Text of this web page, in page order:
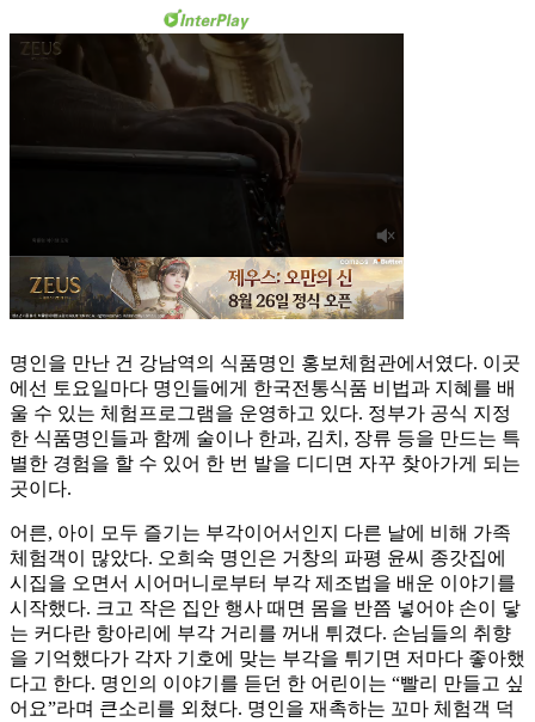
명인을 만난 건 강남역의 식품명인 홍보체험관에서였다. 이곳
에선 토요일마다 명인들에게 한국전통식품 비법과 지혜를 배
울 수 있는 체험프로그램을 운영하고 있다. 정부가 공식 지정
한 식품명인들과 함께 술이나 한과, 김치, 장류 등을 만드는 특
별한 경험을 할 수 있어 한 번 발을 디디면 자꾸 찾아가게 되는
곳이다.
어른, 아이 모두 즐기는 부각이어서인지 다른 날에 비해 가족
체험객이 많았다. 오희숙 명인은 거창의 파평 윤씨 종갓집에
시집을 오면서 시어머니로부터 부각 제조법을 배운 이야기를
시작했다. 크고 작은 집안 행사 때면 몸을 반쯤 넣어야 손이 닿
는 커다란 항아리에 부각 거리를 꺼내 튀겼다. 손님들의 취향
을 기억했다가 각자 기호에 맞는 부각을 튀기면 저마다 좋아했
다고 한다. 명인의 이야기를 듣던 한 어린이는 “빨리 만들고 싶
어요”라며 큰소리를 외쳤다. 명인을 재촉하는 꼬마 체험객 덕